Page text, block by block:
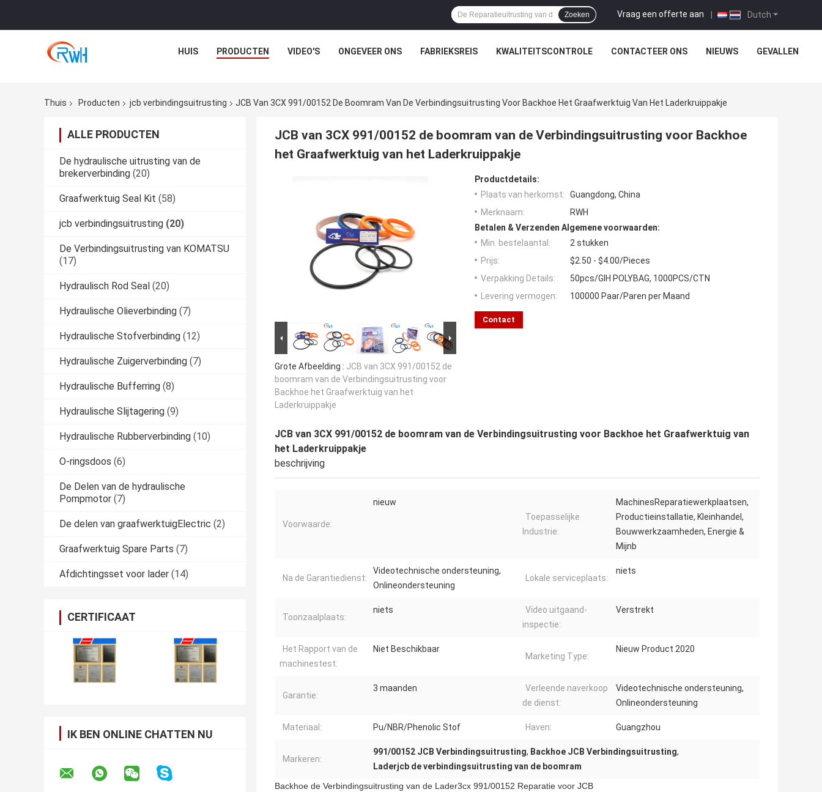
Dutch
Vraag een offerte aan |
Zoeken
HUIS PRODUCTEN VIDEO'S ONGEVEER ONS FABRIEKSREIS KWALITEITSCONTROLE CONTACTEER ONS NIEUWS GEVALLEN
Thuis Producten jcb verbindingsuitrusting JCB Van 3CX 991/00152 De Boomram Van De Verbindingsuitrusting Voor Backhoe Het Graafwerktuig Van Het Laderkruippakje
ALLE PRODUCTEN
De hydraulische uitrusting van de
brekerverbinding (20)
Graafwerktuig Seal Kit (58)
jcb verbindingsuitrusting (20)
De Verbindingsuitrusting van KOMATSU
(17)
Hydraulisch Rod Seal (20)
Hydraulische Olieverbinding (7)
Hydraulische Stofverbinding (12)
Hydraulische Zuigerverbinding (7)
Hydraulische Bufferring (8)
Hydraulische Slijtagering (9)
Hydraulische Rubberverbinding (10)
O-ringsdoos (6)
De Delen van de hydraulische
Pompmotor (7)
De delen van graafwerktuigElectric (2)
Graafwerktuig Spare Parts (7)
Afdichtingsset voor lader (14)
CERTIFICAAT
IK BEN ONLINE CHATTEN NU
JCB van 3CX 991/00152 de boomram van de Verbindingsuitrusting voor Backhoe
het Graafwerktuig van het Laderkruippakje
Grote Afbeelding : JCB van 3CX 991/00152 de
boomram van de Verbindingsuitrusting voor
Backhoe het Graafwerktuig van het
Laderkruippakje
Productdetails:
Plaats van herkomst:
Guangdong, China
Merknaam:
RWH
Betalen & Verzenden Algemene voorwaarden:
Min. bestelaantal:
2 stukken
Prijs:
$2.50 - $4.00/Pieces
Verpakking Details:
50pcs/GIH POLYBAG, 1000PCS/CTN
Levering vermogen:
100000 Paar/Paren per Maand
Contact
JCB van 3CX 991/00152 de boomram van de Verbindingsuitrusting voor Backhoe het Graafwerktuig van
het Laderkruippakje
beschrijving
Voorwaarde:
nieuw
Toepasselijke
Industrie:
MachinesReparatiewerkplaatsen,
Productieinstallatie, Kleinhandel,
Bouwwerkzaamheden, Energie &
Mijnb
Na de Garantiedienst:
Videotechnische ondersteuning,
Onlineondersteuning
Lokale serviceplaats:
niets
Toonzaalplaats:
niets
Video uitgaand-
inspectie:
Verstrekt
Het Rapport van de
machinestest:
Niet Beschikbaar
Marketing Type:
Nieuw Product 2020
Garantie:
3 maanden
Verleende naverkoop
de dienst:
Videotechnische ondersteuning,
Onlineondersteuning
Materiaal: Pu/NBR/Phenolic Stof Haven: Guangzhou
Markeren:
991/00152 JCB Verbindingsuitrusting, Backhoe JCB Verbindingsuitrusting,
Laderjcb de verbindingsuitrusting van de boomram
Backhoe de Verbindingsuitrusting van de Lader3cx 991/00152 Reparatie voor JCB